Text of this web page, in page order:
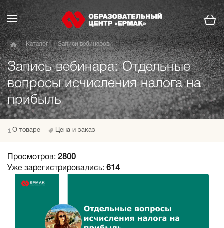
Каталог Записи вебинаров
Запись вебинара: Отдельные
вопросы исчисления налога на
прибыль
О товаре Цена и заказ
Просмотров: 2800
Уже зарегистрировались: 614